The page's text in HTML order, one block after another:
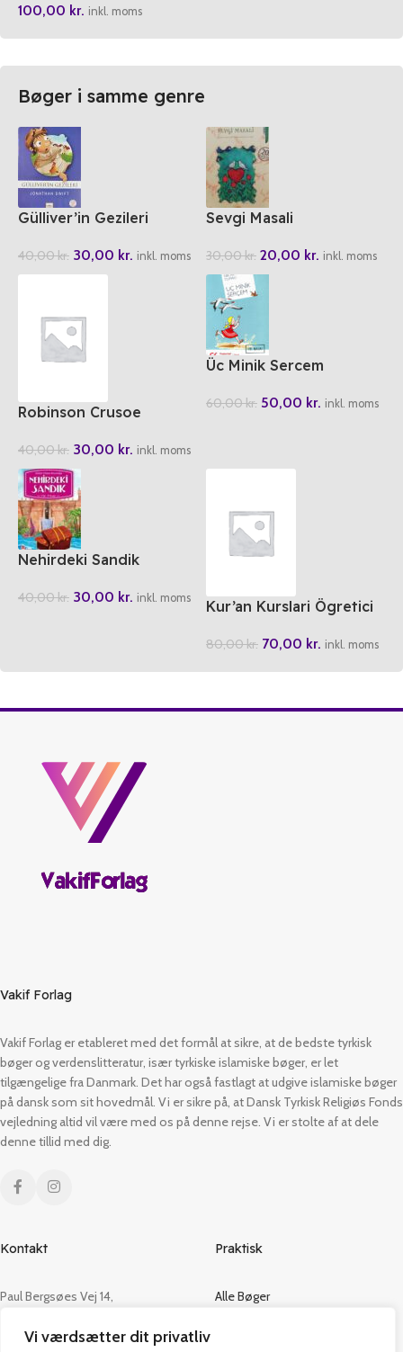
Vi værdsætter dit privatliv
100,00 kr. inkl. moms
Bøger i samme genre
Gülliver’in Gezileri
40,00kr. 30,00 kr. inkl. moms
Sevgi Masali
30,00kr. 20,00 kr. inkl. moms
Robinson Crusoe
40,00kr. 30,00 kr. inkl. moms
Üc Minik Sercem
60,00kr. 50,00 kr. inkl. moms
Nehirdeki Sandik
40,00kr. 30,00 kr. inkl. moms
Kur’an Kurslari Ögretici
80,00kr. 70,00 kr. inkl. moms
Vakif Forlag
Vakif Forlag er etableret med det formål at sikre, at de bedste tyrkisk
bøger og verdenslitteratur, især tyrkiske islamiske bøger, er let
tilgængelige fra Danmark. Det har også fastlagt at udgive islamiske bøger
på dansk som sit hovedmål. Vi er sikre på, at Dansk Tyrkisk Religiøs Fonds
vejledning altid vil være med os på denne rejse. Vi er stolte af at dele
denne tillid med dig.
Kontakt
Paul Bergsøes Vej 14,
CVR: 42813915
Praktisk
Alle Bøger